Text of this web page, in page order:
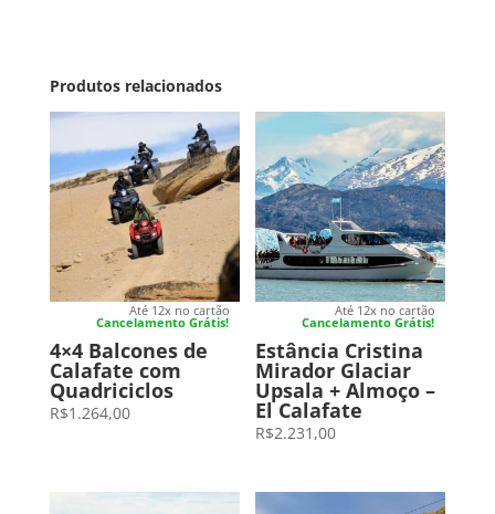
Produtos relacionados
Até 12x no cartão
Cancelamento Grátis!
4×4 Balcones de
Calafate com
Quadriciclos
R$1.264,00
Até 12x no cartão
Cancelamento Grátis!
Estância Cristina
Mirador Glaciar
Upsala + Almoço –
El Calafate
R$2.231,00